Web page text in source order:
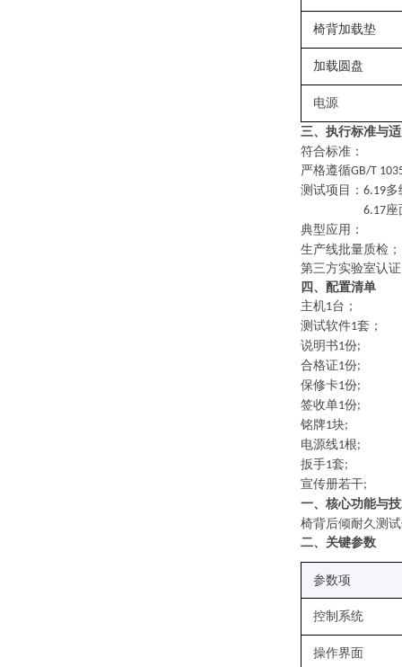
椅背加载垫
加载圆盘
电源
三、 执行标准与
符合标准：
严格遵循GB/T
测试项目： 6.19多
6.17座
典型应用 ：
生产线批量质检；
第三方实验室认
四、配置清单
主机1台；
测试软件1套；
说明书1份;
合格证1份;
保修卡1份;
签收单1份;
铭牌1块;
电源线1根;
扳手1套;
宣传册若干;
一、核心功能与
椅背后倾耐久测
二、关键参数
参数项
控制系统
操作界面